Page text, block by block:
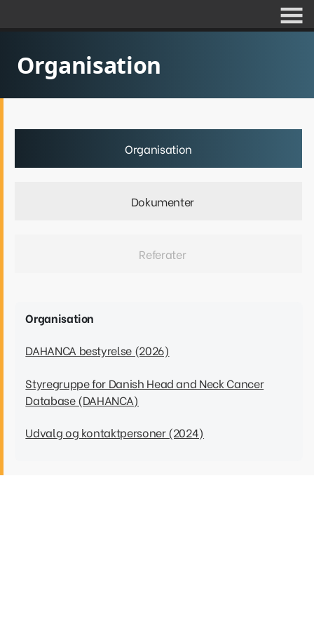
Organisation
Organisation
Dokumenter
Referater
Organisation
DAHANCA bestyrelse (2026)
Styregruppe for Danish Head and Neck Cancer
Database (DAHANCA)
Udvalg og kontaktpersoner (2024)